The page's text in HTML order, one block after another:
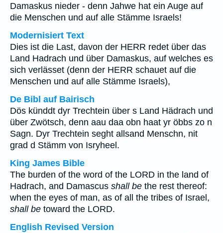
Damaskus nieder - denn Jahwe hat ein Auge auf
die Menschen und auf alle Stämme Israels!
Modernisiert Text
Dies ist die Last, davon der HERR redet über das
Land Hadrach und über Damaskus, auf welches es
sich verlässet (denn der HERR schauet auf die
Menschen und auf alle Stämme Israels),
De Bibl auf Bairisch
Dös künddt dyr Trechtein über s Land Hädrach und
über Zwötsch, denn aau daa obn haat yr öbbs zo n
Sagn. Dyr Trechtein seght allsand Menschn, nit
grad d Stämm von Isryheel.
King James Bible
The burden of the word of the LORD in the land of
Hadrach, and Damascus shall be the rest thereof:
when the eyes of man, as of all the tribes of Israel,
shall be toward the LORD.
English Revised Version